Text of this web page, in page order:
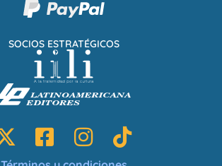
SOCIOS ESTRATÉGICOS